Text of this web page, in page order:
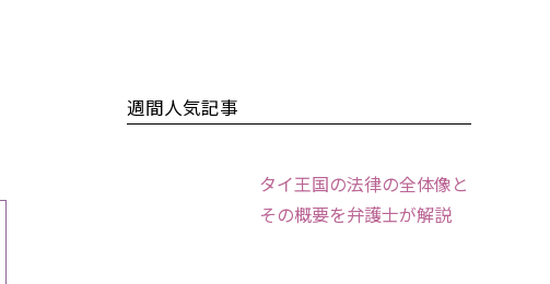
週間人気記事
タイ王国の法律の全体像と
その概要を弁護士が解説